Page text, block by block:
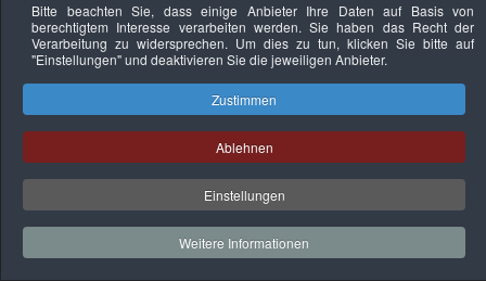
Datenschutzerklärung Urheberrechtsnachweise Nachhaltigkeit
Copyright © 2026. Bundesverband Deutscher
Sachverständiger und Fachgutachter e.V..
Bitte beachten Sie, dass einige Anbieter Ihre Daten auf Basis von
berechtigtem Interesse verarbeiten werden. Sie haben das Recht der
Verarbeitung zu widersprechen. Um dies zu tun, klicken Sie bitte auf
"Einstellungen"und deaktivieren Sie die jeweiligen Anbieter.
Zustimmen
Ablehnen
Einstellungen
Weitere Informationen